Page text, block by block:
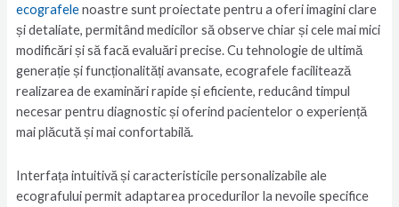
ecografelenoastre sunt proiectate pentru a oferi imagini clare
și detaliate, permitând medicilor să observe chiar și cele mai mici
modificări și să facă evaluări precise. Cu tehnologie de ultimă
generație și funcționalități avansate, ecografele facilitează
realizarea de examinări rapide și eficiente, reducând timpul
necesar pentru diagnostic și oferind pacientelor o experiență
mai plăcută și mai confortabilă.
Interfața intuitivă și caracteristicile personalizabile ale
ecografului permit adaptarea procedurilor la nevoile specifice